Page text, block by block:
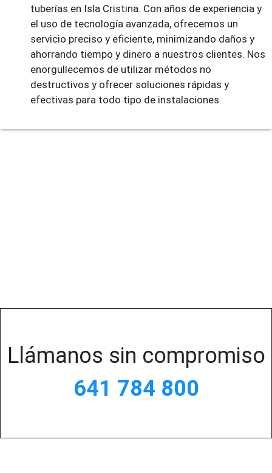
tuberías en Isla Cristina. Con años de experiencia y
el uso de tecnología avanzada, ofrecemos un
servicio preciso y eficiente, minimizando daños y
ahorrando tiempo y dinero a nuestros clientes. Nos
enorgullecemos de utilizar métodos no
destructivos y ofrecer soluciones rápidas y
efectivas para todo tipo de instalaciones.
Llámanos sin compromiso
641 784 800